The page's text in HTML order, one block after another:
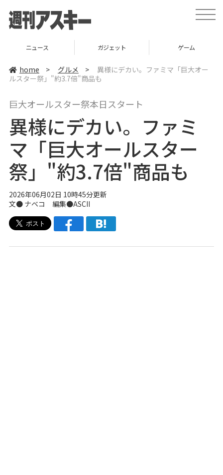
t
o
v
ニュース ガジェット ゲーム
home > グルメ >
異様にデカい。ファミマ「巨大オー
ルスター祭」"約3.7倍"商品も
巨大オールスター祭本日スタート
異様にデカい。ファミ
マ「巨大オールスター
祭」"約3.7倍"商品も
2026年06月02日 10時45分更新
文● ナベコ 編集●ASCII